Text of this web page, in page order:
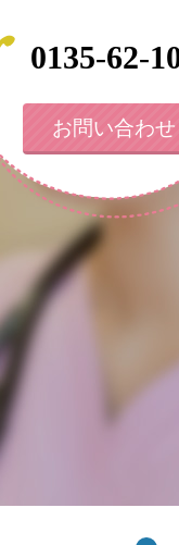
0135-62-
お問い合わせ